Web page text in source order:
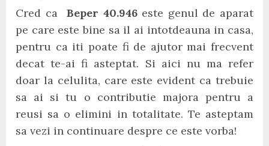
Cred ca Beper 40.946 este genul de aparat
pe care este bine sa il ai intotdeauna in casa,
pentru ca iti poate fi de ajutor mai frecvent
decat te-ai fi asteptat. Si aici nu ma refer
doar la celulita, care este evident ca trebuie
sa ai si tu o contributie majora pentru a
reusi sa o elimini in totalitate. Te asteptam
sa vezi in continuare despre ce este vorba!